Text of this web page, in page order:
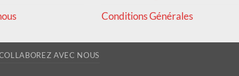
Conditions Générales
AVEC NOUS